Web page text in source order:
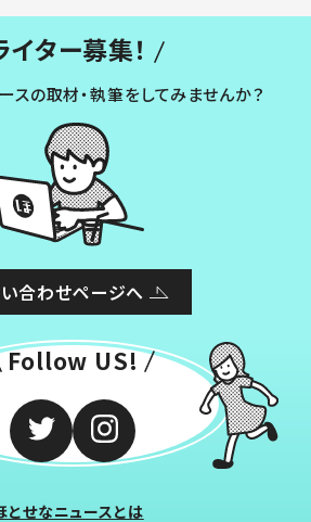
イター募集！
スの取材・執筆をしてみませんか？
合わせページへ
Follow US!
とせなニュースとは